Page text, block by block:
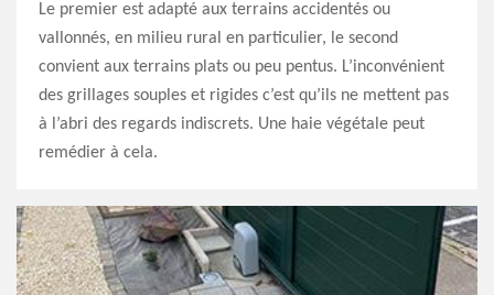
Le premier est adapté aux terrains accidentés ou
vallonnés, en milieu rural en particulier, le second
convient aux terrains plats ou peu pentus. L’inconvénient
des grillages souples et rigides c’est qu’ils ne mettent pas
à l’abri des regards indiscrets. Une haie végétale peut
remédier à cela.